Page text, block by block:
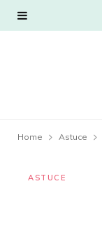
Home Astuce
ASTUCE